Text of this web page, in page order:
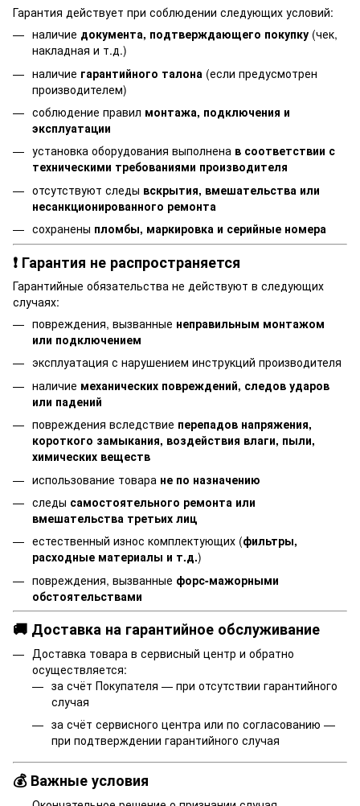
Гарантия действует при соблюдении следующих условий:
наличие документа, подтверждающего покупку (чек,
накладная и т.д.)
наличие гарантийного талона (если предусмотрен
производителем)
соблюдение правил монтажа, подключения и
эксплуатации
установка оборудования выполнена в соответствии с
техническими требованиями производителя
отсутствуют следы вскрытия, вмешательства или
несанкционированного ремонта
сохранены пломбы, маркировка и серийные номера
❗ Гарантия не распространяется
Гарантийные обязательства не действуют в следующих
случаях:
повреждения, вызванные неправильным монтажом
или подключением
эксплуатация с нарушением инструкций производителя
наличие механических повреждений, следов ударов
или падений
повреждения вследствие перепадов напряжения,
короткого замыкания, воздействия влаги, пыли,
химических веществ
использование товара не по назначению
следы самостоятельного ремонта или
вмешательства третьих лиц
естественный износ комплектующих (фильтры,
расходные материалы и т.д.)
повреждения, вызванные форс-мажорными
обстоятельствами
🚚 Доставка на гарантийное обслуживание
Доставка товара в сервисный центр и обратно
осуществляется:
за счёт Покупателя — при отсутствии гарантийного
случая
за счёт сервисного центра или по согласованию —
при подтверждении гарантийного случая
💰 Важные условия